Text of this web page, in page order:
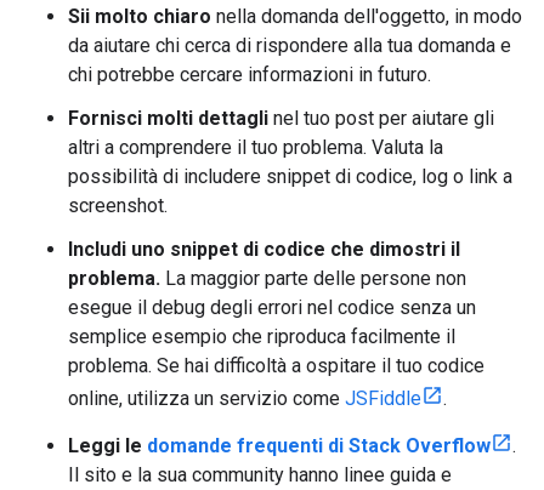
Sii molto chiaro nella domanda dell'oggetto, in modo
da aiutare chi cerca di rispondere alla tua domanda e
chi potrebbe cercare informazioni in futuro.
Fornisci molti dettagli nel tuo post per aiutare gli
altri a comprendere il tuo problema. Valuta la
possibilità di includere snippet di codice, log o link a
screenshot.
Includi uno snippet di codice che dimostri il
problema. La maggior parte delle persone non
esegue il debug degli errori nel codice senza un
semplice esempio che riproduca facilmente il
problema. Se hai difficoltà a ospitare il tuo codice
online, utilizza un servizio come JSFiddle .
Leggi le domande frequenti di Stack Overflow
.
Il sito e la sua community hanno linee guida e